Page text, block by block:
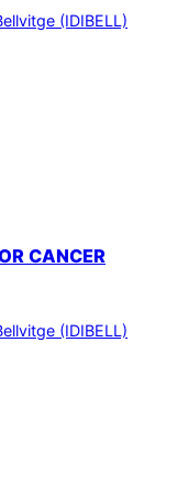
(IDIBELL)
CANCER
(IDIBELL)